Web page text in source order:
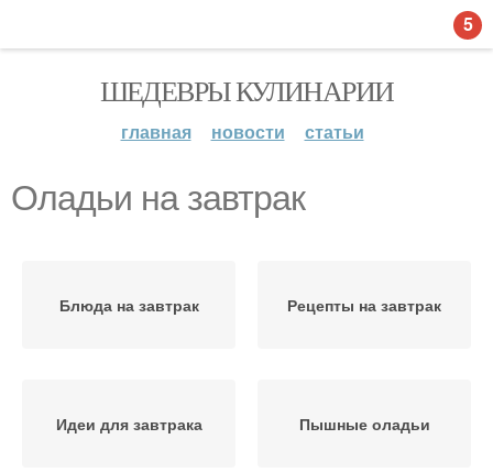
ШЕДЕВРЫ КУЛИНАРИИ
главная новости статьи
Оладьи на завтрак
Блюда на завтрак Рецепты на завтрак
Идеи для завтрака Пышные оладьи
5